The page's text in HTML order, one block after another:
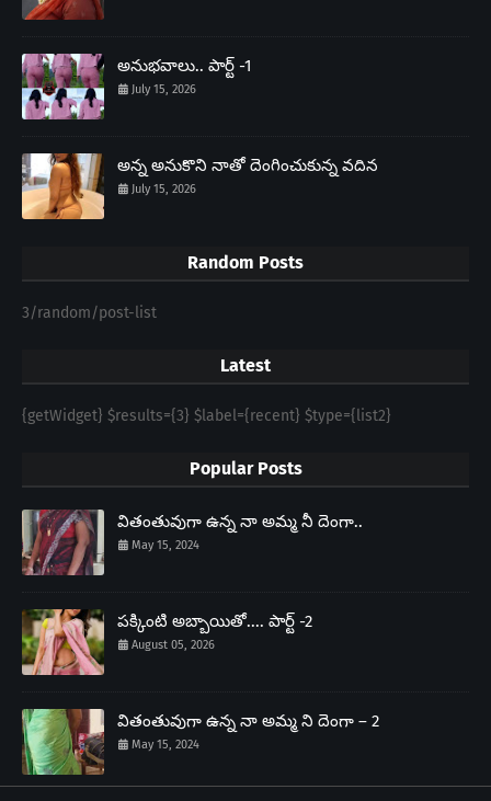
అనుభవాలు.. పార్ట్ -1
July 15, 2026
అన్న అనుకొని నాతో దెంగించుకున్న వదిన
July 15, 2026
Random Posts
3/random/post-list
Latest
{getWidget} $results={3} $label={recent} $type={list2}
Popular Posts
వితంతువుగా ఉన్న నా అమ్మ నీ దెంగా..
May 15, 2024
పక్కింటి అబ్బాయితో.... పార్ట్ -2
August 05, 2026
వితంతువుగా ఉన్న నా అమ్మ ని దెంగా – 2
May 15, 2024